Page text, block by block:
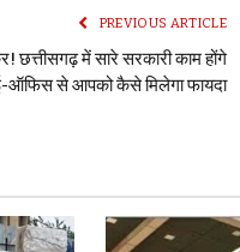
PREVIOUS ARTICLE
छत्तीसगढ़ में सारे सरकारी काम होंगे
ऑफिस से आपको कैसे मिलेगा फायदा